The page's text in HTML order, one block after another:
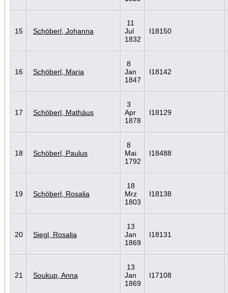
15 Schöberl, Johanna
11
Jul
1832
I18150
16 Schöberl, Maria
8
Jan
1847
I18142
17 Schöberl, Mathäus
3
Apr
1878
I18129
18 Schöberl, Paulus
8
Mai
1792
I18488
19 Schöberl, Rosalia
18
Mrz
1803
I18138
20 Siegl, Rosalia
13
Jan
1869
I18131
21 Soukup, Anna
13
Jan
1869
I17108